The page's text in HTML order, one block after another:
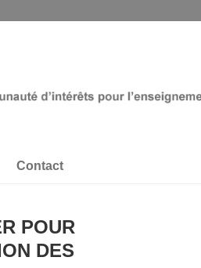
Contact
POUR
DES